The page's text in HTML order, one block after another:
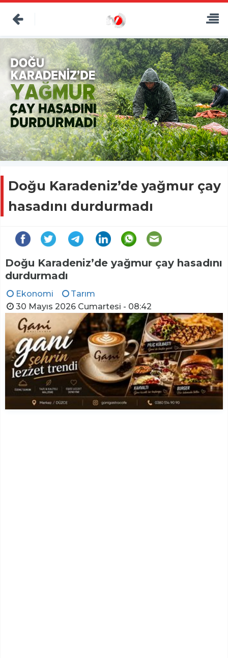
Doğu Karadeniz’de yağmur çay
hasadını durdurmadı
Doğu Karadeniz’de yağmur çay hasadını
durdurmadı
Ekonomi
Tarım
30 Mayıs 2026 Cumartesi - 08:42